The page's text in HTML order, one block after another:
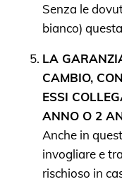
Senza le
bianco)
LA
CAMBIO,
ESSI
ANNO O 2
Anche in
invogliare e
rischioso in